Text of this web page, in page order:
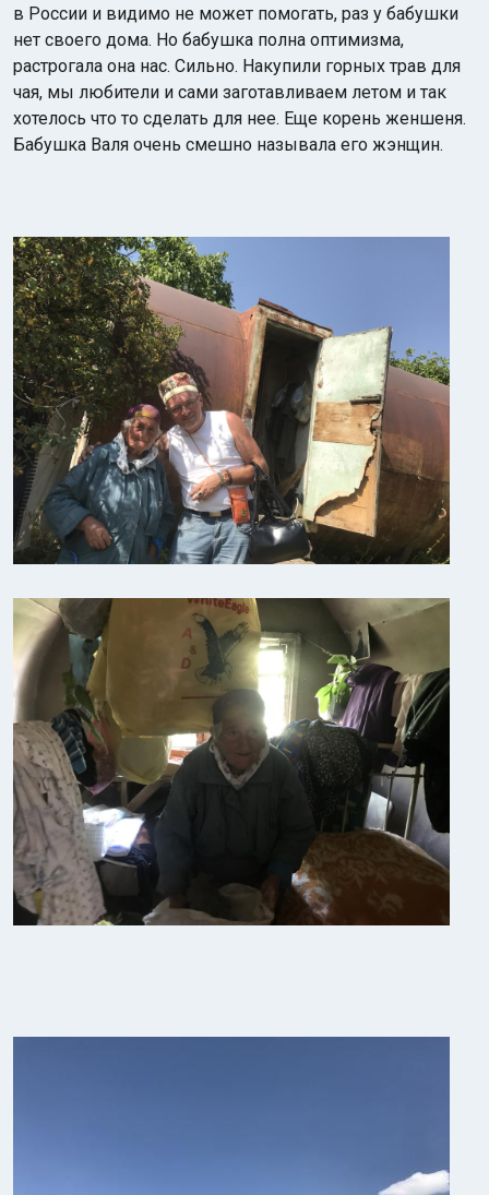
в России и видимо не может помогать, раз у бабушки
нет своего дома. Но бабушка полна оптимизма,
растрогала она нас. Сильно. Накупили горных трав для
чая, мы любители и сами заготавливаем летом и так
хотелось что то сделать для нее. Еще корень женшеня.
Бабушка Валя очень смешно называла его жэнщин.